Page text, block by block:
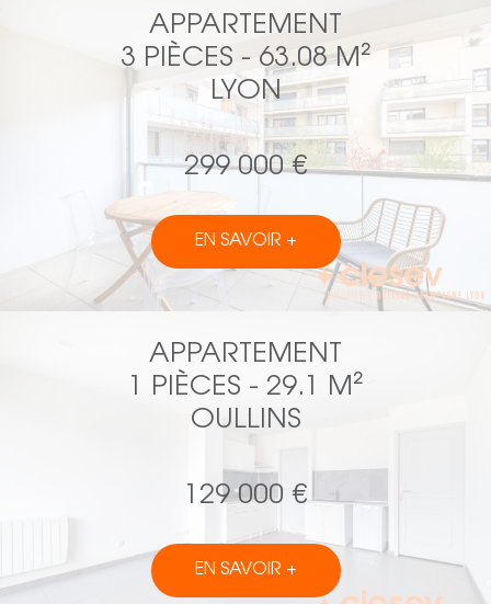
APPARTEMENT
3 PIÈCES - 63.08 M²
LYON
299 000 €
EN SAVOIR +
APPARTEMENT
1 PIÈCES - 29.1 M²
OULLINS
129 000 €
EN SAVOIR +